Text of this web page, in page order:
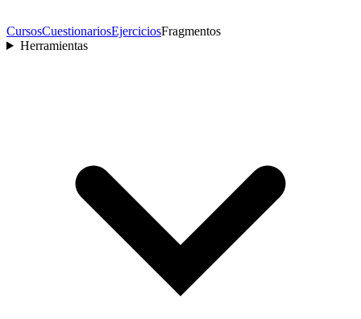
CursosCuestionariosEjerciciosFragmentos
Herramientas